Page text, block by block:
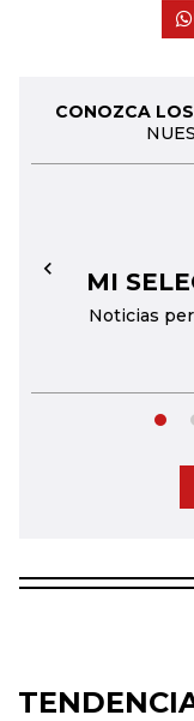
CONOZCA
MI
Noticias
←